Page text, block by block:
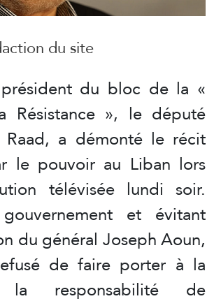
du site
du bloc de la «
Résistance », le député
Raad, a démonté le récit
le pouvoir au Liban lors
télévisée lundi soir.
et évitant
du général Joseph Aoun,
de faire porter à la
la responsabilité de